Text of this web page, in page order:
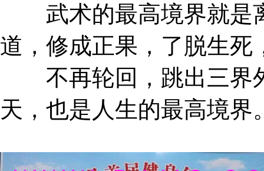
武术的最高境界就是
道，修成正果，了脱生死
不再轮回，跳出三界
天，也是人生的最高境界